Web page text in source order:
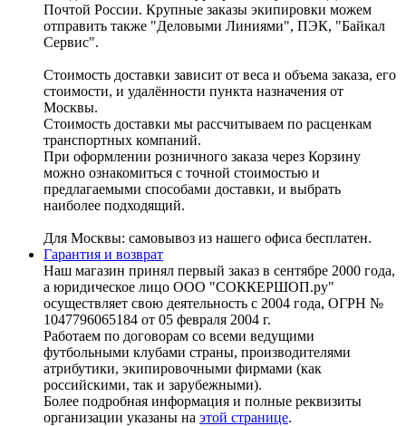
Почтой России. Крупные заказы экипировки можем
отправить также "Деловыми Линиями", ПЭК, "Байкал
Сервис".
Стоимость доставки зависит от веса и объема заказа, его
стоимости, и удалённости пункта назначения от
Москвы.
Стоимость доставки мы рассчитываем по расценкам
транспортных компаний.
При оформлении розничного заказа через Корзину
можно ознакомиться с точной стоимостью и
предлагаемыми способами доставки, и выбрать
наиболее подходящий.
Для Москвы: самовывоз из нашего офиса бесплатен.
Гарантия и возврат
Наш магазин принял первый заказ в сентябре 2000 года,
а юридическое лицо ООО "СОККЕРШОП.ру"
осуществляет свою деятельность с 2004 года, ОГРН №
1047796065184 от 05 февраля 2004 г.
Работаем по договорам со всеми ведущими
футбольными клубами страны, производителями
атрибутики, экипировочными фирмами (как
российскими, так и зарубежными).
Более подробная информация и полные реквизиты
организации указаны на этой странице.